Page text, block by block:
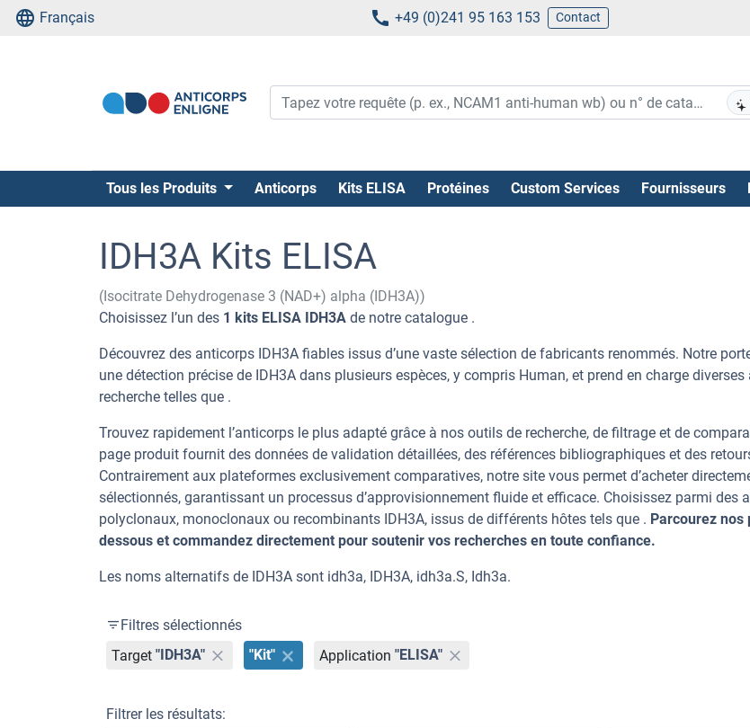
Français +49 (0)241 95 163 153 Contact
Tous les Produits Anticorps Kits ELISA Protéines Custom Services Fournisseurs
IDH3A Kits ELISA
(Isocitrate Dehydrogenase 3 (NAD+) alpha (IDH3A))
Choisissez l’un des 1 kits ELISA IDH3A de notre catalogue .
Découvrez des anticorps IDH3A fiables issus d’une vaste sélection de fabricants renommés. Notre
une détection précise de IDH3A dans plusieurs espèces, y compris Human, et prend en charge
recherche telles que .
Trouvez rapidement l’anticorps le plus adapté grâce à nos outils de recherche, de filtrage et de
page produit fournit des données de validation détaillées, des références bibliographiques et des
Contrairement aux plateformes exclusivement comparatives, notre site vous permet d’acheter
sélectionnés, garantissant un processus d’approvisionnement fluide et efficace. Choisissez parmi des
polyclonaux, monoclonaux ou recombinants IDH3A, issus de différents hôtes tels que . Parcourez nos
dessous et commandez directement pour soutenir vos recherches en toute confiance.
Les noms alternatifs de IDH3A sont idh3a, IDH3A, idh3a.S, Idh3a.
Filtres sélectionnés
Target "IDH3A" "Kit" Application "ELISA"
Filtrer les résultats: